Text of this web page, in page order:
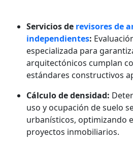
Servicios de revisores de
independientes:
especializada para
arquitectónicos cumplan
estándares constructivos
Cálculo de densidad:
uso y ocupación de suelo
urbanísticos, optimizando
proyectos inmobiliarios.